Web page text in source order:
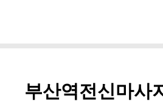
부산역전신마사